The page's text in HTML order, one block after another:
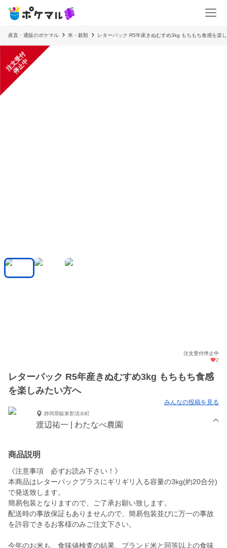
産直・通販のポケマル 米・穀類 レターパック R5年産きぬむすめ3kg もちもち食感を楽
注
文
受
付
停
止
中
注文受付停止中
2
レターパック R5年産きぬむすめ3kg もちもち食感
を楽しみたい方へ
みんなの投稿を見る
静岡県駿東郡清水町
渡辺祐一 | わたなべ農園
商品説明
《注意事項 必ずお読み下さい！》
本商品はレターパックプラスにギリギリ入る容量の3kg(約20合分)
で発送致します。
簡易包装となりますので、ご了承お願い致します。
配送時の事故保証もありませんので、簡易包装並びに万一の事故
を許容できるお客様のみご注文下さい。
今年のお米も、食味値検査の結果、ブランド米と同等以上の食味